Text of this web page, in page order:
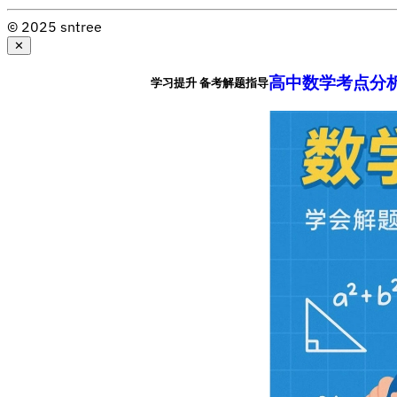
© 2025 sntree
✕
学习提升 备考解题指导高中数学考点分